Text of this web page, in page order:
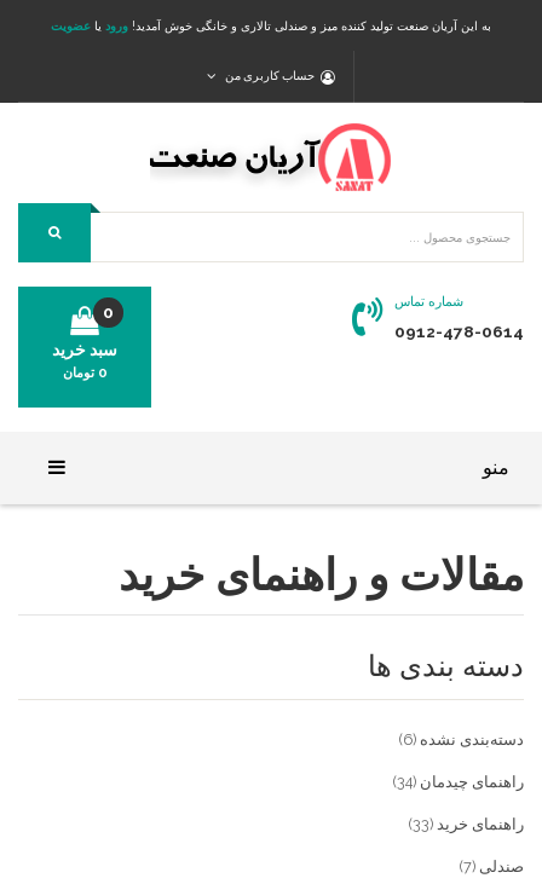
به این آریان صنعت تولید کننده میز و صندلی تالاری و خانگی خوش آمدید! ورود یا عضویت
حساب کاربری من
شماره تماس
0912-478-0614
سبد خرید
0
0 تومان
منو
فروشگاه
میز و صندلی خانگی
تماس با ما
خدمات
تماس با ما
سوالات متداول
پیش پرداخت
مقالات و راهنمای خرید
دسته بندی ها
دسته‌بندی نشده (6)
راهنمای چیدمان (34)
راهنمای خرید (33)
صندلی (7)